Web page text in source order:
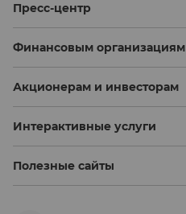
Пресс-центр
Финансовым организациям
Акционерам и инвесторам
Интерактивные услуги
Полезные сайты